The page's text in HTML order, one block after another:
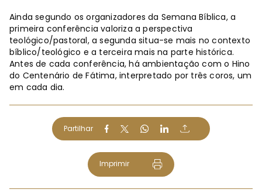
Ainda segundo os organizadores da Semana Bíblica, a
primeira conferência valoriza a perspectiva
teológico/pastoral, a segunda situa-se mais no contexto
bíblico/teológico e a terceira mais na parte histórica.
Antes de cada conferência, há ambientação com o Hino
do Centenário de Fátima, interpretado por três coros, um
em cada dia.
Partilhar
Imprimir